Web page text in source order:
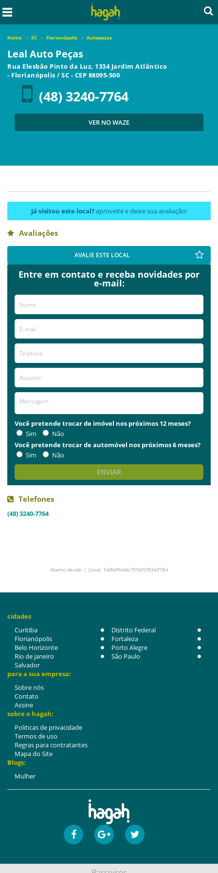
Home SC Florianópolis Autopeças
Leal Auto Peças
Rua Elesbão Pinto da Luz, 1334 Jardim Atlântico
- Florianópolis /SC - CEP 88095-500
(48) 3240-7764
VER NO WAZE
Já visitou este local?aproveite e deixe sua avaliação!
Avaliações
AVALIE ESTE LOCAL
Entre em contato e receba novidades por
e-mail:
Você pretende trocar de imóvel nos próximos 12 meses?
Sim
Não
Você pretende trocar de automóvel nos próximos 6 meses?
Sim
Não
ENVIAR
Telefones
(48) 3240-7764
Aberto desde: | Local: 548bff6ddc7f7b0595b6f78d
cidades
Curitiba
Distrito Federal
Florianópolis
Fortaleza
Belo Horizonte
Porto Alegre
Rio de janeiro
São Paulo
Salvador
para a sua empresa:
Sobre nós
Contato
Assine
sobre o hagah:
Politicas de privacidade
Termos de uso
Regras para contratantes
Mapa do Site
Blogs:
Mulher